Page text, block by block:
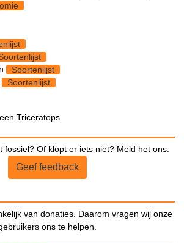
Soortenlijst
Soortenlijst
Triceratops.
fossiel? Of klopt er iets niet? Meld het ons.
Geef feedback
van donaties. Daarom vragen wij onze
ons te helpen.